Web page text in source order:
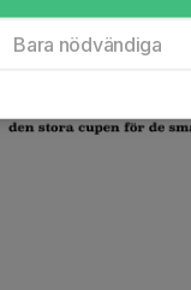
Bara nödvändiga